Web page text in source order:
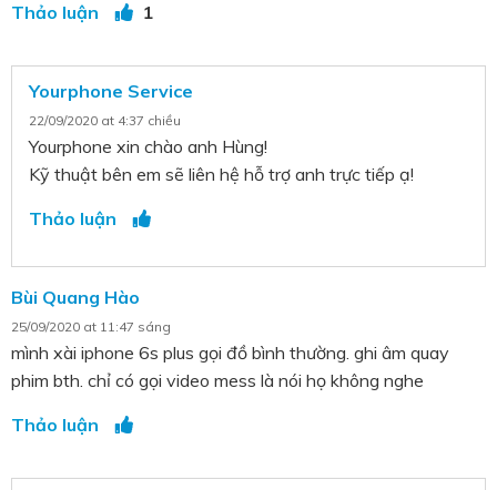
1
Thảo luận
Yourphone Service
22/09/2020 at 4:37 chiều
Yourphone xin chào anh Hùng!
Kỹ thuật bên em sẽ liên hệ hỗ trợ anh trực tiếp ạ!
Thảo luận
Bùi Quang Hào
25/09/2020 at 11:47 sáng
mình xài iphone 6s plus gọi đồ bình thường. ghi âm quay
phim bth. chỉ có gọi video mess là nói họ không nghe
Thảo luận